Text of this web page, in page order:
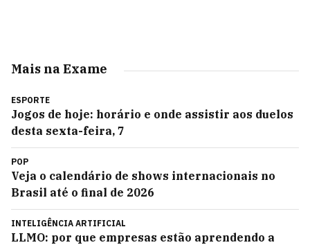
Mais na Exame
ESPORTE
Jogos de hoje: horário e onde assistir aos duelos
desta sexta-feira, 7
POP
Veja o calendário de shows internacionais no
Brasil até o final de 2026
INTELIGÊNCIA ARTIFICIAL
LLMO: por que empresas estão aprendendo a